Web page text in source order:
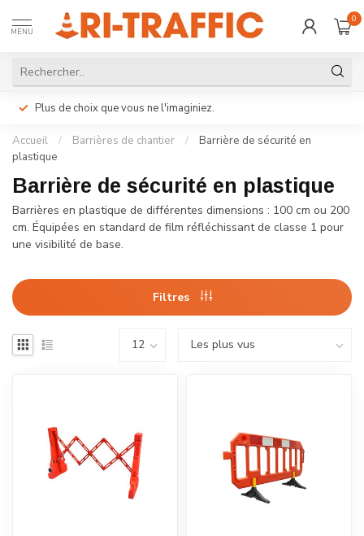
MENU
0
Plus de choix que vous ne l'imaginiez.
Accueil / Barrières de chantier /
Barrière de sécurité en
plastique
Barrière de sécurité en plastique
Barrières en plastique de différentes dimensions : 100 cm ou 200
cm. Équipées en standard de film réfléchissant de classe 1 pour
une visibilité de base.
Filtres